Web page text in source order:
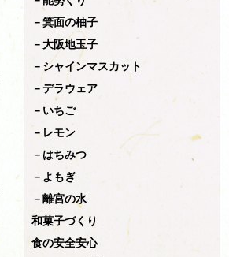
－箕面の柚子
－大阪地玉子
－シャインマスカット
－デラウェア
－いちご
－レモン
－はちみつ
－よもぎ
－離宮の水
和菓子づくり
食の安全安心